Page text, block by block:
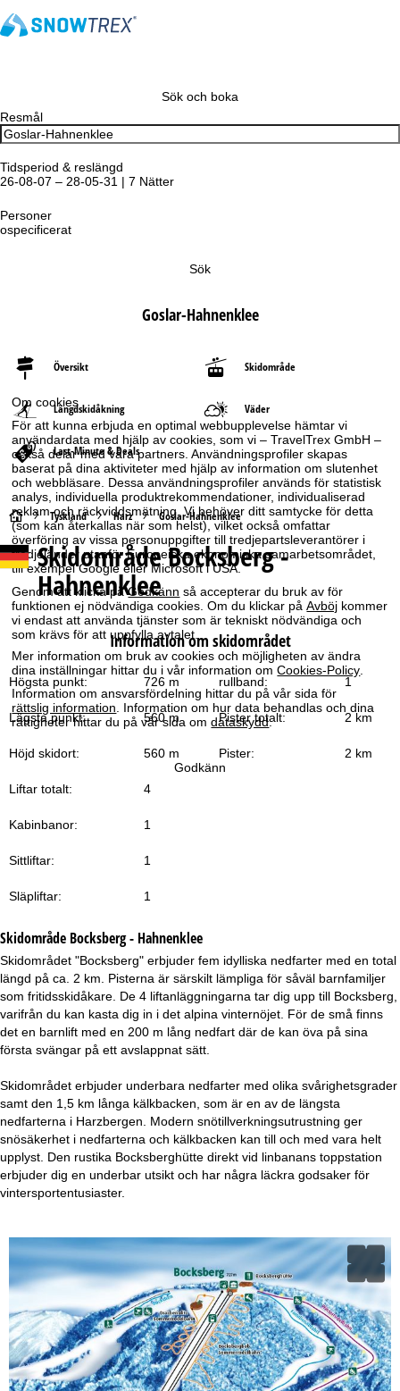
Om cookies
För att kunna erbjuda en optimal webbupplevelse hämtar vi
användardata med hjälp av cookies, som vi – TravelTrex GmbH –
också delar med våra partners. Användningsprofiler skapas
baserat på dina aktiviteter med hjälp av information om slutenhet
och webbläsare. Dessa användningsprofiler används för statistisk
analys, individuella produktrekommendationer, individualiserad
reklam och räckviddsmätning. Vi behöver ditt samtycke för detta
(som kan återkallas när som helst), vilket också omfattar
överföring av vissa personuppgifter till tredjepartsleverantörer i
tredjeländer utanför Europeiska ekonomiska samarbetsområdet,
till exempel Google eller Microsoft i USA.
Genom att klicka påGodkänn så accepterar du bruk av för
funktionen ej nödvändiga cookies. Om du klickar påAvböj kommer
vi endast att använda tjänster som är tekniskt nödvändiga och
som krävs för att uppfylla avtalet.
Mer information om bruk av cookies och möjligheten av ändra
dina inställningar hittar du i vår information omCookies-Policy.
Information om ansvarsfördelning hittar du på vår sida för
rättslig information. Information om hur data behandlas och dina
rättigheter hittar du på vår sida omdataskydd.
Godkänn
Sök och boka
Resmål
Tidsperiod & reslängd
26-08-07 – 28-05-31 | 7 Nätter
Personer
ospecificerat
Sök
Goslar-Hahnenklee
Översikt Skidområde
Längdskidåkning Väder
Last-Minute & Deals
S
t
a
r
t
s
Tyskland Harz Goslar-Hahnenklee
SkidområdeBocksberg -
Hahnenklee
Information om skidområdet
Högsta punkt: 726 m rullband: 1
Lägsta punkt: 560 m Pister totalt: 2 km
Höjd skidort: 560 m Pister: 2 km
Liftar totalt: 4
Kabinbanor: 1
Sittliftar: 1
Släpliftar: 1
Skidområde Bocksberg - Hahnenklee
Skidområdet "Bocksberg" erbjuder fem idylliska nedfarter med en total
längd på ca. 2 km. Pisterna är särskilt lämpliga för såväl barnfamiljer
som fritidsskidåkare. De 4 liftanläggningarna tar dig upp till Bocksberg,
varifrån du kan kasta dig in i det alpina vinternöjet. För de små finns
det en barnlift med en 200 m lång nedfart där de kan öva på sina
första svängar på ett avslappnat sätt.
Skidområdet erbjuder underbara nedfarter med olika svårighetsgrader
samt den 1,5 km långa kälkbacken, som är en av de längsta
nedfarterna i Harzbergen. Modern snötillverkningsutrustning ger
snösäkerhet i nedfarterna och kälkbacken kan till och med vara helt
upplyst. Den rustika Bocksberghütte direkt vid linbanans toppstation
erbjuder dig en underbar utsikt och har några läckra godsaker för
vintersportentusiaster.